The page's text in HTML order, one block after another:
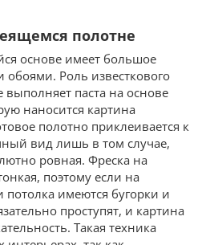
полотне
основе имеет большое
обоями. Роль известкового
выполняет паста на основе
наносится картина
полотно приклеивается к
вид лишь в том случае,
ровная. Фреска на
поэтому если на
потолка имеются бугорки и
проступят, и картина
Такая техника